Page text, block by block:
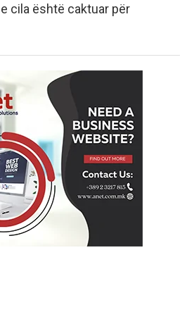
cila është caktuar për